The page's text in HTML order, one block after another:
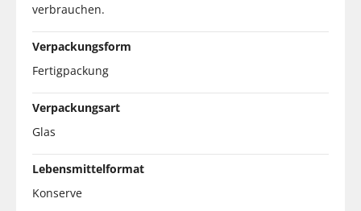
verbrauchen.
Verpackungsform
Fertigpackung
Verpackungsart
Glas
Lebensmittelformat
Konserve